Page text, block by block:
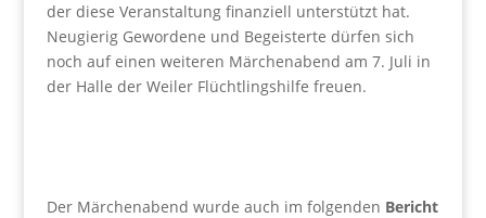
der diese Veranstaltung finanziell unterstützt hat.
Neugierig Gewordene und Begeisterte dürfen sich
noch auf einen weiteren Märchenabend am 7. Juli in
der Halle der Weiler Flüchtlingshilfe freuen.
Der Märchenabend wurde auch im folgenden Bericht